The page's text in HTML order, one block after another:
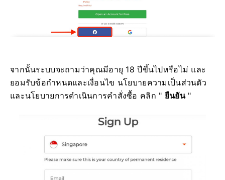
จากนั้นระบบจะถามว่าคุณมีอายุ 18 ปีขึ้นไปหรือไม่ และ
ยอมรับข้อกำหนดและเงื่อนไข นโยบายความเป็นส่วนตัว
และนโยบายการดำเนินการคำสั่งซื้อ คลิก " ยืนยัน"